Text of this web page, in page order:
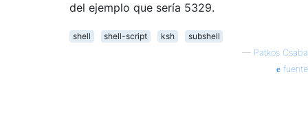
del ejemplo que sería 5329.
shell shell-script ksh
subshell
— Patkos Csaba
fuente